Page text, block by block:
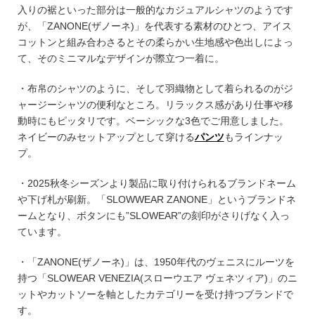
入りの裾といった部分は一般的なカジュアルシャツのようです
が、「ZANONE(ザノーネ)」を代表する素材のひとつ、アイス
コットンと組み合わさるとその柔らかい生地感や色出しによっ
て、そのミニマルなデザインが際立つ一着に。
・布帛のシャツのように、そして羽織物として着られるのがジ
ャージーシャツの便利なところ。リラックス感があり仕事や移
動時にもピッタリです。ベーシックな3色でご用意しました。
ネイビーのみセットアップとして穿けるパンツもラインナッ
プ。
・2025秋冬シーズンより製品に取り付けられるブランドネーム
や下げ札が刷新。「SLOWWEAR ZANONE」というブランドネ
ームとなり、ボタンにも”SLOWEAR”の刻印がさりげなく入っ
ています。
・「ZANONE(ザノーネ)」は、1950年代のヴェニスにルーツを
持つ「SLOWEAR VENEZIA(スローウエア ヴェネツィア)」のニ
ットやカットソーを軸としたカテゴリーを受け持つブランドで
す。